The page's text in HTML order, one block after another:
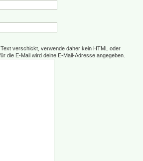
verschickt, verwende daher kein HTML oder
die E-Mail wird deine E-Mail-Adresse angegeben.